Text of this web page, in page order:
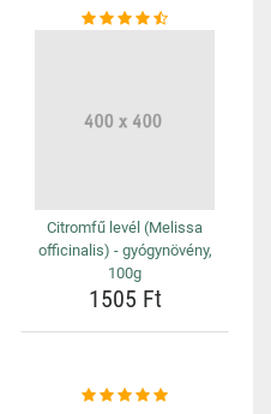
Citromfű levél (Melissa
officinalis) - gyógynövény,
100g
1505 Ft